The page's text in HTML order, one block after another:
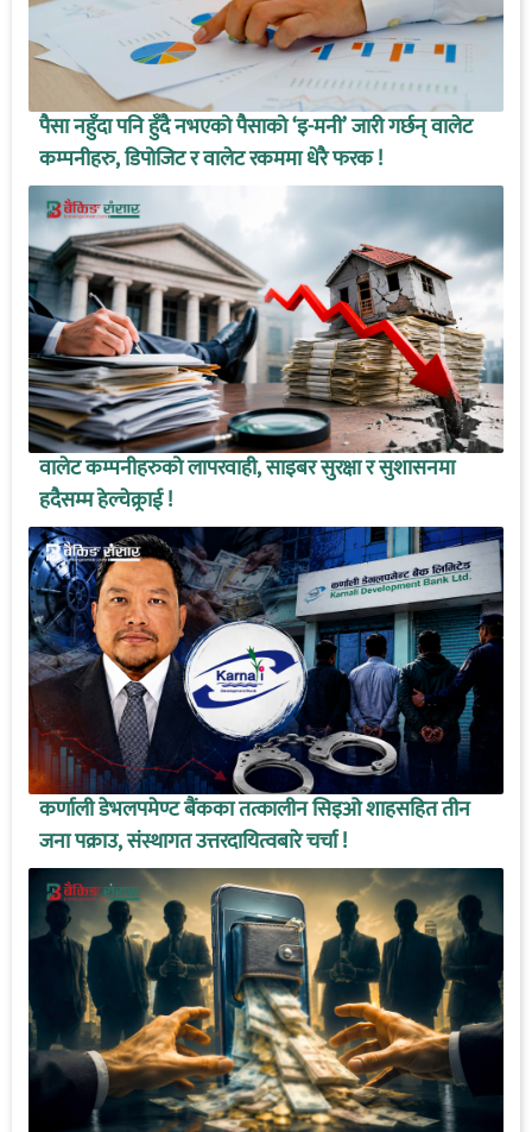
पैसा नहुँदा पनि हुँदै नभएको पैसाको ‘इ-मनी’ जारी गर्छन् वालेट
कम्पनीहरु, डिपोजिट र वालेट रकममा धेरै फरक !
वालेट कम्पनीहरुको लापरवाही, साइबर सुरक्षा र सुशासनमा
हदैसम्म हेल्चेक्र्राई !
कर्णाली डेभलपमेण्ट बैंकका तत्कालीन सिइओ शाहसहित तीन
जना पक्राउ, संस्थागत उत्तरदायित्वबारे चर्चा !